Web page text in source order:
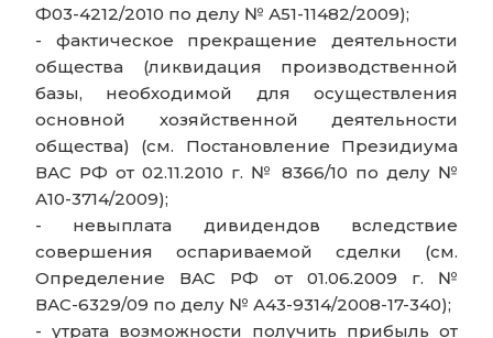
Ф03-4212/2010 по делу № А51-11482/2009);
- фактическое прекращение деятельности
общества (ликвидация производственной
базы, необходимой для осуществления
основной хозяйственной деятельности
общества) (см. Постановление Президиума
ВАС РФ от 02.11.2010 г. № 8366/10 по делу №
А10-3714/2009);
- невыплата дивидендов вследствие
совершения оспариваемой сделки (см.
Определение ВАС РФ от 01.06.2009 г. №
ВАС-6329/09 по делу № А43-9314/2008-17-340);
- утрата возможности получить прибыль от